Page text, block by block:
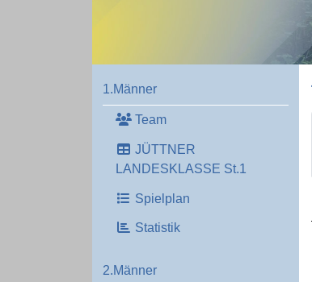
1.Männer
Team
JÜTTNER
LANDESKLASSE St.1
Spielplan
Statistik
2.Männer